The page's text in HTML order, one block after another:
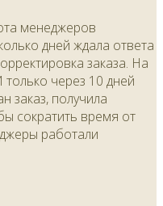
менеджеров
дней ждала ответа
заказа. На
через 10 дней
заказ, получила
сократить время от
работали